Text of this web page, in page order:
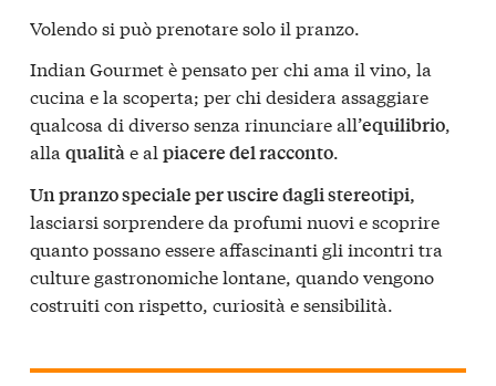
Volendo si può prenotare solo il pranzo.
Indian Gourmet è pensato per chi ama il vino, la
cucina e la scoperta; per chi desidera assaggiare
qualcosa di diverso senza rinunciare all’equilibrio,
alla qualitàe al piacere del racconto.
Un pranzo speciale per uscire dagli stereotipi,
lasciarsi sorprendere da profumi nuovi e scoprire
quanto possano essere affascinanti gli incontri tra
culture gastronomiche lontane, quando vengono
costruiti con rispetto, curiosità e sensibilità.